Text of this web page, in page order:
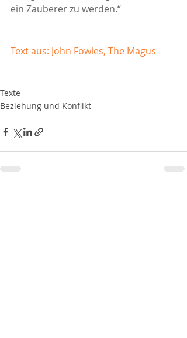
ein Zauberer zu werden.“
Text aus: John Fowles, The Magus
Texte
Beziehung und Konflikt